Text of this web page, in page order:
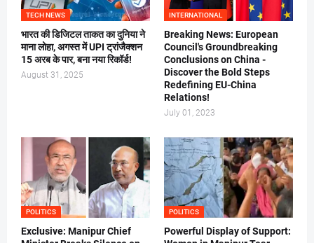
TECH NEWS
भारत की डिजिटल ताकत का दुनिया ने
माना लोहा, अगस्त में UPI ट्रांजैक्शन
15 अरब के पार, बना नया रिकॉर्ड!
August 31, 2025
INTERNATIONAL
Breaking News: European
Council's Groundbreaking
Conclusions on China -
Discover the Bold Steps
Redefining EU-China
Relations!
July 01, 2023
POLITICS
Exclusive: Manipur Chief
POLITICS
Powerful Display of Support: